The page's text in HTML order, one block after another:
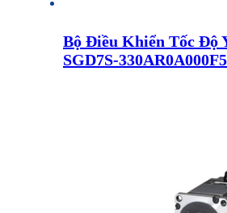
Bộ Điều Khiển Tốc Độ
SGD7S-